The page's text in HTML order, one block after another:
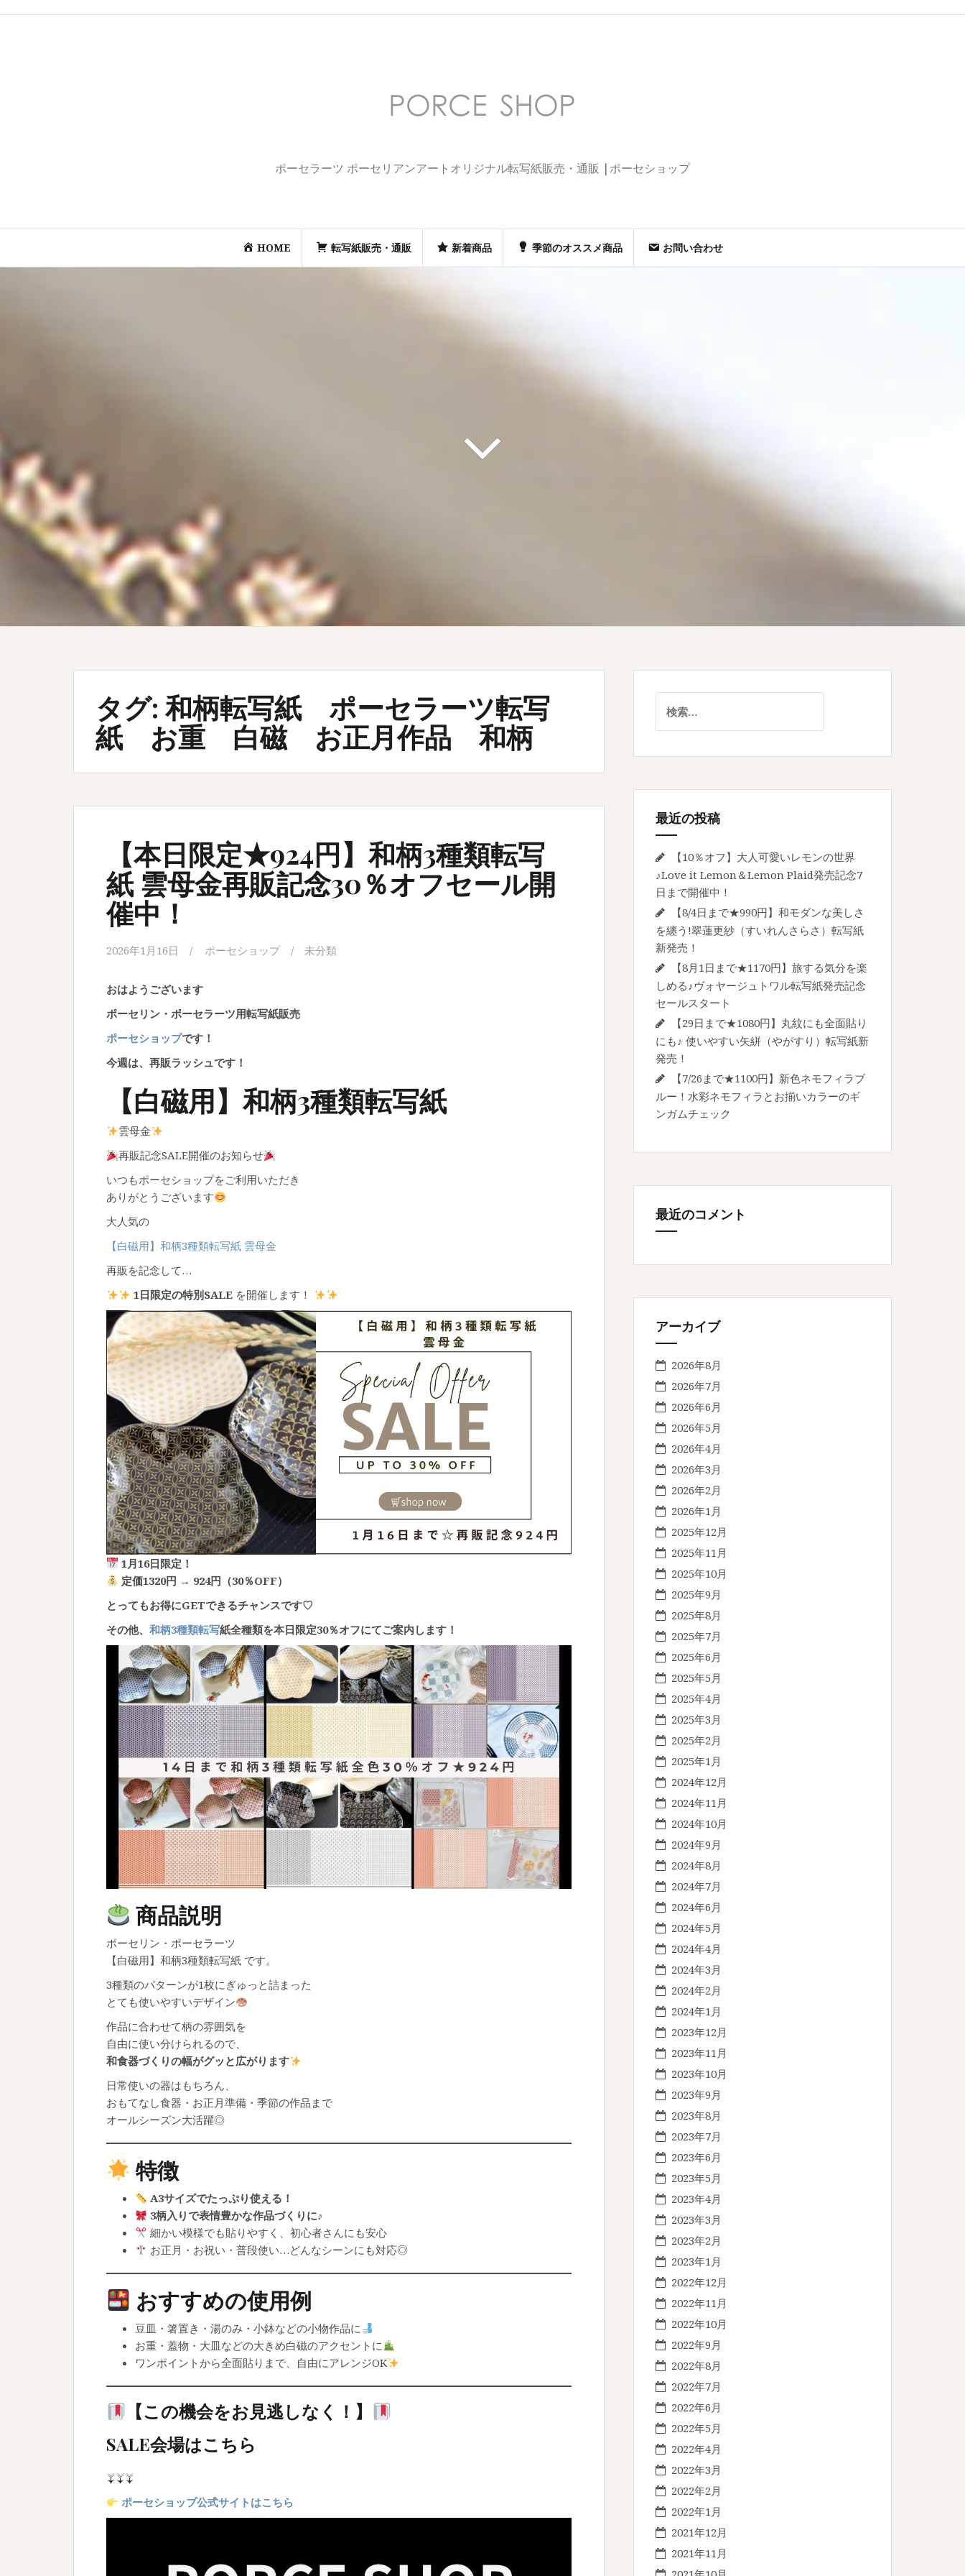
ポーセラーツ ポーセリアンアートオリジナル転写紙販売・通販 |ポーセショップ
HOME 転写紙販売・通販 新着商品 季節のオススメ商品 お問い合わせ
タグ:和柄転写紙 ポーセラーツ転写
紙 お重 白磁 お正月作品 和柄
【本日限定★924円】和柄3種類転写
紙 雲母金再販記念30％オフセール開
催中！
2026年1月16日 ポーセショップ 未分類
おはようございます
ポーセリン・ポーセラーツ用転写紙販売
ポーセショップです！
今週は、再販ラッシュです！
【白磁用】和柄3種類転写紙
雲母金
再販記念SALE開催のお知らせ
いつもポーセショップをご利用いただき
ありがとうございます
大人気の
【白磁用】和柄3種類転写紙 雲母金
再販を記念して…
1日限定の特別SALE を開催します！
1月16日限定！
定価1320円 → 924円（30％OFF）
とってもお得にGETできるチャンスです♡
その他、 和柄3種類転写紙全種類を本日限定30％オフにてご案内します！
商品説明
ポーセリン・ポーセラーツ
【白磁用】和柄3種類転写紙 です。
3種類のパターンが1枚にぎゅっと詰まった
とても使いやすいデザイン
作品に合わせて柄の雰囲気を
自由に使い分けられるので、
和食器づくりの幅がグッと広がります
日常使いの器はもちろん、
おもてなし食器・お正月準備・季節の作品まで
オールシーズン大活躍◎
特徴
A3サイズでたっぷり使える！
3柄入りで表情豊かな作品づくりに♪
細かい模様でも貼りやすく、初心者さんにも安心
お正月・お祝い・普段使い…どんなシーンにも対応◎
おすすめの使用例
豆皿・箸置き・湯のみ・小鉢などの小物作品に
お重・蓋物・大皿などの大きめ白磁のアクセントに
ワンポイントから全面貼りまで、自由にアレンジOK
【この機会をお見逃しなく！】
SALE会場はこちら
↓↓↓
ポーセショップ公式サイトはこちら
索:
最近の投稿
【10％オフ】大人可愛いレモンの世界
♪Love it Lemon＆Lemon Plaid発売記念7
日まで開催中！
【8/4日まで★990円】和モダンな美しさ
を纏う!翠蓮更紗（すいれんさらさ）転写紙
新発売！
【8月1日まで★1170円】旅する気分を楽
しめる♪ヴォヤージュトワル転写紙発売記念
セールスタート
【29日まで★1080円】丸紋にも全面貼り
にも♪ 使いやすい矢絣（やがすり）転写紙新
発売！
【7/26まで★1100円】新色ネモフィラブ
ルー！水彩ネモフィラとお揃いカラーのギ
ンガムチェック
最近のコメント
アーカイブ
2026年8月
2026年7月
2026年6月
2026年5月
2026年4月
2026年3月
2026年2月
2026年1月
2025年12月
2025年11月
2025年10月
2025年9月
2025年8月
2025年7月
2025年6月
2025年5月
2025年4月
2025年3月
2025年2月
2025年1月
2024年12月
2024年11月
2024年10月
2024年9月
2024年8月
2024年7月
2024年6月
2024年5月
2024年4月
2024年3月
2024年2月
2024年1月
2023年12月
2023年11月
2023年10月
2023年9月
2023年8月
2023年7月
2023年6月
2023年5月
2023年4月
2023年3月
2023年2月
2023年1月
2022年12月
2022年11月
2022年10月
2022年9月
2022年8月
2022年7月
2022年6月
2022年5月
2022年4月
2022年3月
2022年2月
2022年1月
2021年12月
2021年11月